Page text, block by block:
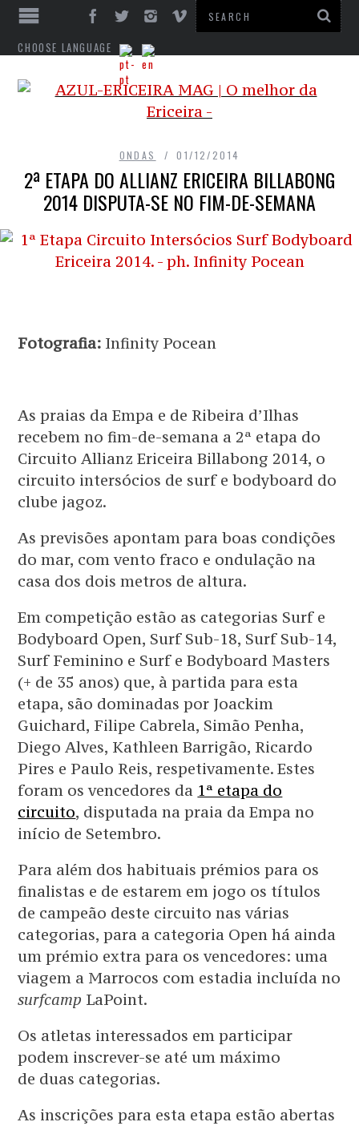
CHOOSE LANGUAGE
ONDAS 01/12/2014
2ª ETAPA DO ALLIANZ ERICEIRA BILLABONG
2014 DISPUTA-SE NO FIM-DE-SEMANA
Fotografia: Infinity Pocean
As praias da Empa e de Ribeira d’Ilhas
recebem no fim-de-semana a 2ª etapa do
Circuito Allianz Ericeira Billabong 2014, o
circuito intersócios de surf e bodyboard do
clube jagoz.
As previsões apontam para boas condições
do mar, com vento fraco e ondulação na
casa dos dois metros de altura.
Em competição estão as categorias Surf e
Bodyboard Open, Surf Sub-18, Surf Sub-14,
Surf Feminino e Surf e Bodyboard Masters
(+ de 35 anos) que, à partida para esta
etapa, são dominadas por Joackim
Guichard, Filipe Cabrela, Simão Penha,
Diego Alves, Kathleen Barrigão, Ricardo
Pires e Paulo Reis, respetivamente. Estes
foram os vencedores da 1ª etapa do
circuito, disputada na praia da Empa no
início de Setembro.
Para além dos habituais prémios para os
finalistas e de estarem em jogo os títulos
de campeão deste circuito nas várias
categorias, para a categoria Open há ainda
um prémio extra para os vencedores: uma
viagem a Marrocos com estadia incluída no
surfcamp LaPoint.
Os atletas interessados em participar
podem inscrever-se até um máximo
de duas categorias.
As inscrições para esta etapa estão abertas